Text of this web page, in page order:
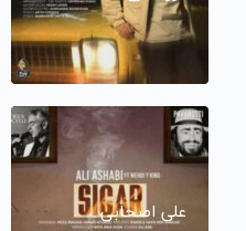
علی اصحابی